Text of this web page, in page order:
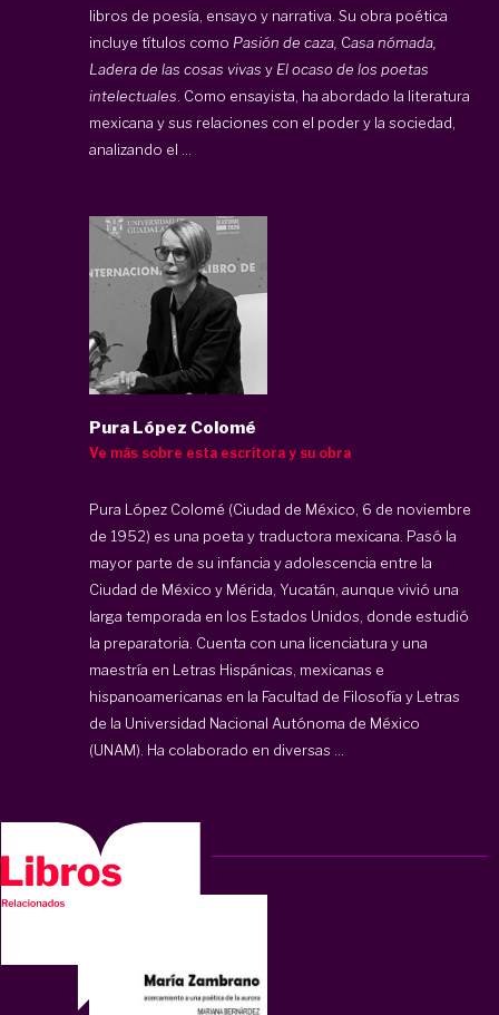
libros de poesía, ensayo y narrativa. Su obra poética
incluye títulos como Pasión de caza, Casa nómada,
Ladera de las cosas vivas y El ocaso de los poetas
intelectuales. Como ensayista, ha abordado la literatura
mexicana y sus relaciones con el poder y la sociedad,
analizando el ...
Pura López Colomé
Ve más sobre esta escritora y su obra
Pura López Colomé (Ciudad de México, 6 de noviembre
de 1952) es una poeta y traductora mexicana. Pasó la
mayor parte de su infancia y adolescencia entre la
Ciudad de México y Mérida, Yucatán, aunque vivió una
larga temporada en los Estados Unidos, donde estudió
la preparatoria. Cuenta con una licenciatura y una
maestría en Letras Hispánicas, mexicanas e
hispanoamericanas en la Facultad de Filosofía y Letras
de la Universidad Nacional Autónoma de México
(UNAM). Ha colaborado en diversas ...